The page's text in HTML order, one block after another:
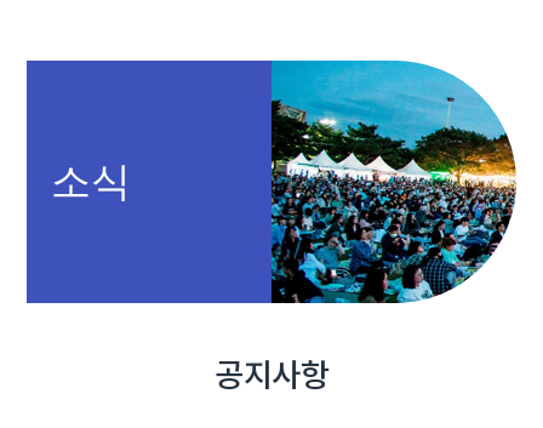
소식
공지사항